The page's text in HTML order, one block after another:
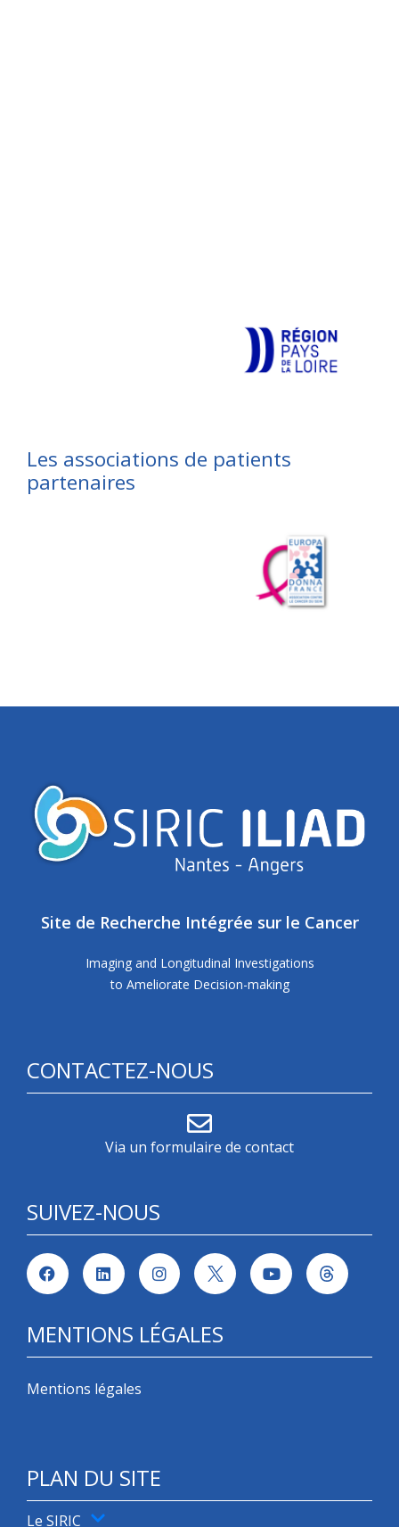
Les associations de patients
partenaires
Site de Recherche Intégrée sur le Cancer
Imaging and Longitudinal Investigations
to Ameliorate Decision-making
CONTACTEZ-NOUS
Via un formulaire de contact
SUIVEZ-NOUS
MENTIONS LÉGALES
Mentions légales
PLAN DU SITE
Le SIRIC